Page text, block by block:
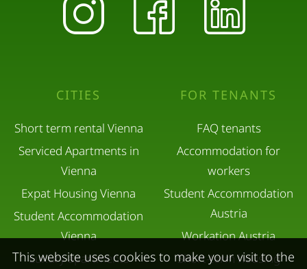
CITIES
Short term rental Vienna
Serviced Apartments in
Vienna
Expat Housing Vienna
Student Accommodation
Vienna
Luxury apartments
FOR TENANTS
FAQ tenants
Accommodation for
workers
Student Accommodation
Austria
Workation Austria
Short-term housing
This website uses cookies to make your visit to the